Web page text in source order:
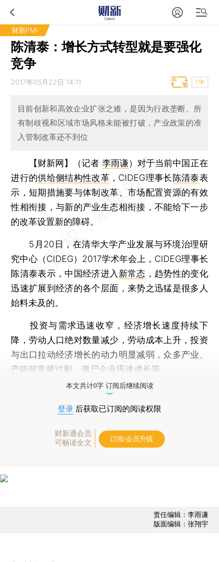
财新PMI
陈清泰：增长方式转型就是要强化
竞争
2017年05月22日 14:11 T中
目前创新和高效企业扩张之难，是因为行政垄断、所
有制歧视和区域市场风格未能被打破，产业政策的准
入管制改革还不到位
【财新网】（记者 李雨谦） 对于当前中国正在
进行的供给侧结构性改革 ，CIDEG理事长陈清泰表
示，短期措施要与体制改革、市场配置资源的有效
性相衔接，与新的产业生态相衔接，不能给下一步
的改革设置新的障碍。
5月20日，在清华大学产业发展与环境治理研
究中心（CIDEG）2017学术年会上，CIDEG理事长
陈清泰表示，中国经济进入 新常态 ，趋势性的变化
迅速扩展到经济的各个层面，来势之迅猛是很多人
始料未及的。
投资与需求迅速收窄，经济增长速度持续下
降，劳动人口绝对数量减少，劳动成本上升，投资
与出口拉动经济增长的动力明显减弱，众多产业、
产能超常规过剩，僵尸企业迅速成长等。
本文共计0字 订阅后继续阅读
登录 后获取已订阅的阅读权限
财新通会员
可畅读全文
订阅/会员升级
责任编辑：李雨谦
版面编辑：张翔宇